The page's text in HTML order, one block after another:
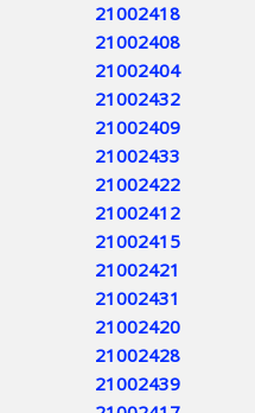
21002418
21002408
21002404
21002432
21002409
21002433
21002422
21002412
21002415
21002421
21002431
21002420
21002428
21002439